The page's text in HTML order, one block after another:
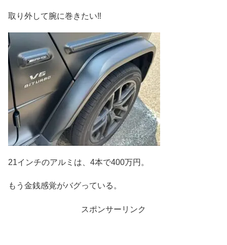
取り外して腕に巻きたい‼︎
21インチのアルミは、4本で400万円。
もう金銭感覚がバグっている。
スポンサーリンク